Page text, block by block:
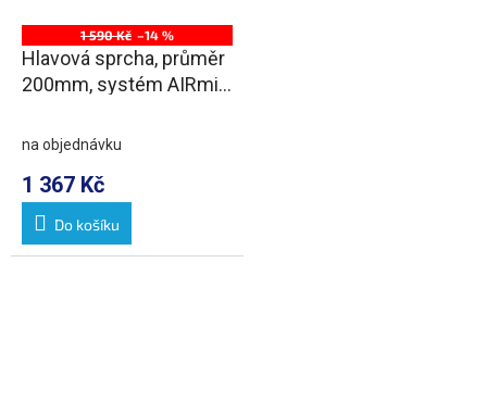
1 590 Kč –14 %
Hlavová sprcha, průměr
200mm, systém AIRmix,
na objednávku
1 367 Kč
Do košíku